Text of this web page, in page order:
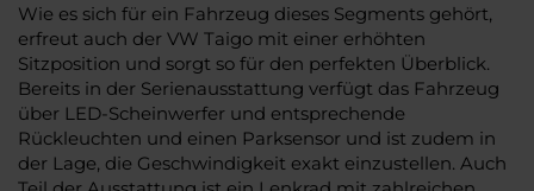
Wie es sich für ein Fahrzeug dieses Segments gehört,
erfreut auch der VW Taigo mit einer erhöhten
Sitzposition und sorgt so für den perfekten Überblick.
Bereits in der Serienausstattung verfügt das Fahrzeug
über LED-Scheinwerfer und entsprechende
Rückleuchten und einen Parksensor und ist zudem in
der Lage, die Geschwindigkeit exakt einzustellen. Auch